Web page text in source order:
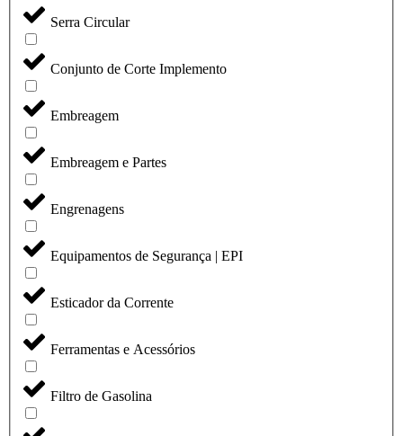
Serra Circular
Conjunto de Corte Implemento
Embreagem
Embreagem e Partes
Engrenagens
Equipamentos de Segurança | EPI
Esticador da Corrente
Ferramentas e Acessórios
Filtro de Gasolina